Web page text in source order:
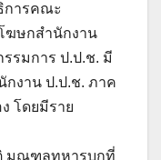
การคณะ
ฆษกสำนักงาน
รรมการ ป.ป.ช. มี
กงาน ป.ป.ช. ภาค
โดยมีราย
มณฑลทหารบกที่